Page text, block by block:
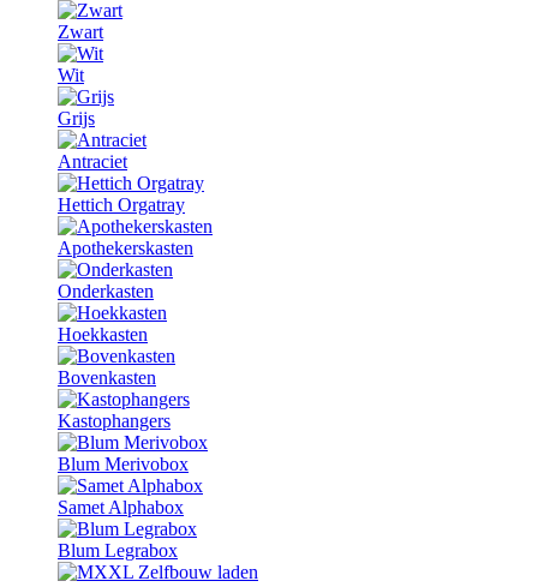
Zwart
Wit
Grijs
Antraciet
Hettich Orgatray
Apothekerskasten
Onderkasten
Hoekkasten
Bovenkasten
Kastophangers
Blum Merivobox
Samet Alphabox
Blum Legrabox